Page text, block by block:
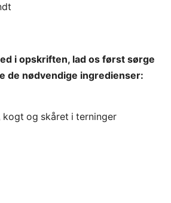
i opskriften, lad os først sørge
de nødvendige ingredienser:
og skåret i terninger